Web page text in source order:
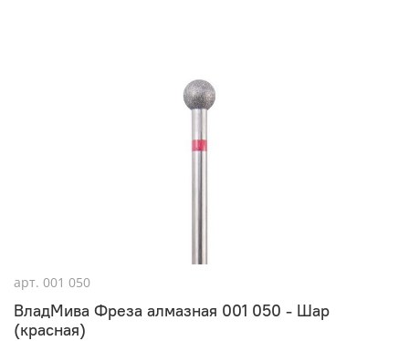
арт. 001 050
ВладМива Фреза алмазная 001 050 - Шар
(красная)